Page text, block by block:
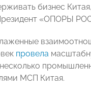
бизнес
«ОПОРЫ
провела
МСП Китая.